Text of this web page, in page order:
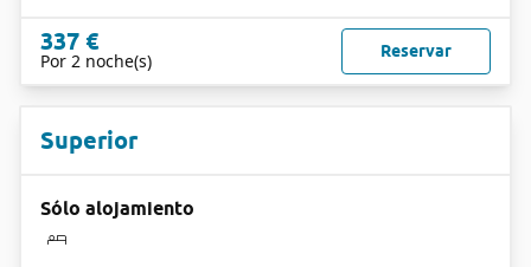
337 €
Por 2 noche(s) Reservar
Superior
Sólo alojamiento